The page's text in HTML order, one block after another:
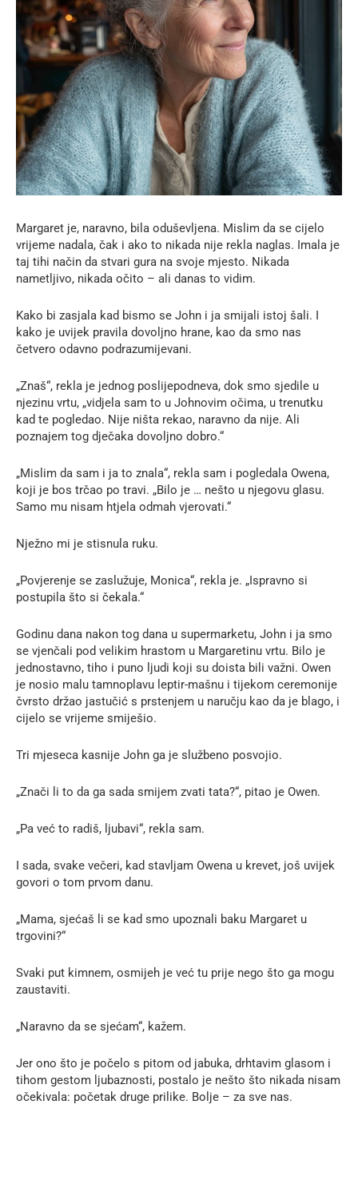
Margaret je, naravno, bila oduševljena. Mislim da se cijelo
vrijeme nadala, čak i ako to nikada nije rekla naglas. Imala je
taj tihi način da stvari gura na svoje mjesto. Nikada
nametljivo, nikada očito – ali danas to vidim.
Kako bi zasjala kad bismo se John i ja smijali istoj šali. I
kako je uvijek pravila dovoljno hrane, kao da smo nas
četvero odavno podrazumijevani.
„Znaš“, rekla je jednog poslijepodneva, dok smo sjedile u
njezinu vrtu, „vidjela sam to u Johnovim očima, u trenutku
kad te pogledao. Nije ništa rekao, naravno da nije. Ali
poznajem tog dječaka dovoljno dobro.“
„Mislim da sam i ja to znala“, rekla sam i pogledala Owena,
koji je bos trčao po travi. „Bilo je … nešto u njegovu glasu.
Samo mu nisam htjela odmah vjerovati.“
Nježno mi je stisnula ruku.
„Povjerenje se zaslužuje, Monica“, rekla je. „Ispravno si
postupila što si čekala.“
Godinu dana nakon tog dana u supermarketu, John i ja smo
se vjenčali pod velikim hrastom u Margaretinu vrtu. Bilo je
jednostavno, tiho i puno ljudi koji su doista bili važni. Owen
je nosio malu tamnoplavu leptir-mašnu i tijekom ceremonije
čvrsto držao jastučić s prstenjem u naručju kao da je blago, i
cijelo se vrijeme smiješio.
Tri mjeseca kasnije John ga je službeno posvojio.
„Znači li to da ga sada smijem zvati tata?“, pitao je Owen.
„Pa već to radiš, ljubavi“, rekla sam.
I sada, svake večeri, kad stavljam Owena u krevet, još uvijek
govori o tom prvom danu.
„Mama, sjećaš li se kad smo upoznali baku Margaret u
trgovini?“
Svaki put kimnem, osmijeh je već tu prije nego što ga mogu
zaustaviti.
„Naravno da se sjećam“, kažem.
Jer ono što je počelo s pitom od jabuka, drhtavim glasom i
tihom gestom ljubaznosti, postalo je nešto što nikada nisam
očekivala: početak druge prilike. Bolje – za sve nas.